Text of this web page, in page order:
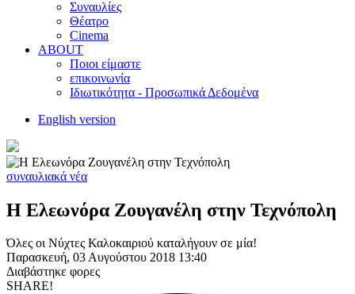
Συναυλίες
Θέατρο
Cinema
ABOUT
Ποιοι είμαστε
επικοινωνία
Ιδιωτικότητα - Προσωπικά Δεδομένα
English version
συναυλιακά νέα
Η Ελεωνόρα Ζουγανέλη στην Τεχνόπολη
Όλες οι Νύχτες Καλοκαιριού καταλήγουν σε μία!
Παρασκευή, 03 Αυγούστου 2018 13:40
Διαβάστηκε φορες
SHARE!